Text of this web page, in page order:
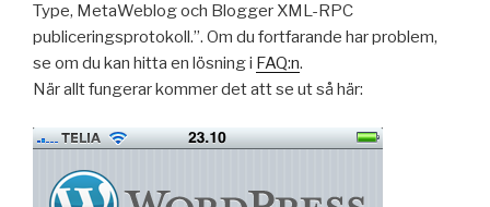
Type, MetaWeblog och Blogger XML-RPC
publiceringsprotokoll.”. Om du fortfarande har problem,
se om du kan hitta en lösning i FAQ:n.
När allt fungerar kommer det att se ut så här: